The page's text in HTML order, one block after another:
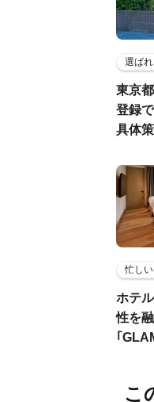
選ば
東京
登録
具体
忙し
ホテ
性を
｢
こ